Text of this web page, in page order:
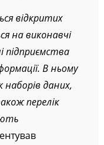
відкритих
на виконавчі
підприємства
В ньому
даних,
перелік